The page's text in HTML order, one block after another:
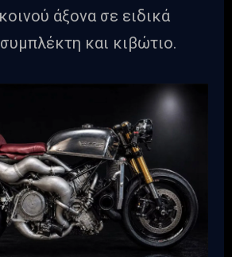
άξονα σε ειδικά
και κιβώτιο.